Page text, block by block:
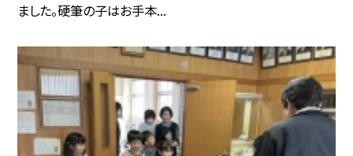
ました。硬筆の子はお手本...